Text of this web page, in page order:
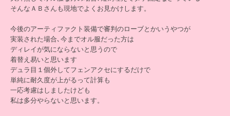
そんなＡＢさんも現地でよくお見かけします。
今後のアーティファクト装備で審判のローブとかいうやつが
実装された場合､今までオル服だった方は
ディレイが気にならないと思うので
着替え易いと思います
デュラ目１個外してフェンアクセにするだけで
単純に耐久度が上がるって計算も
一応考慮はしましたけども
私は多分やらないと思います。